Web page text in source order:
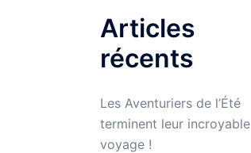
Articles
récents
Les Aventuriers de l’Été
terminent leur incroyable
voyage !